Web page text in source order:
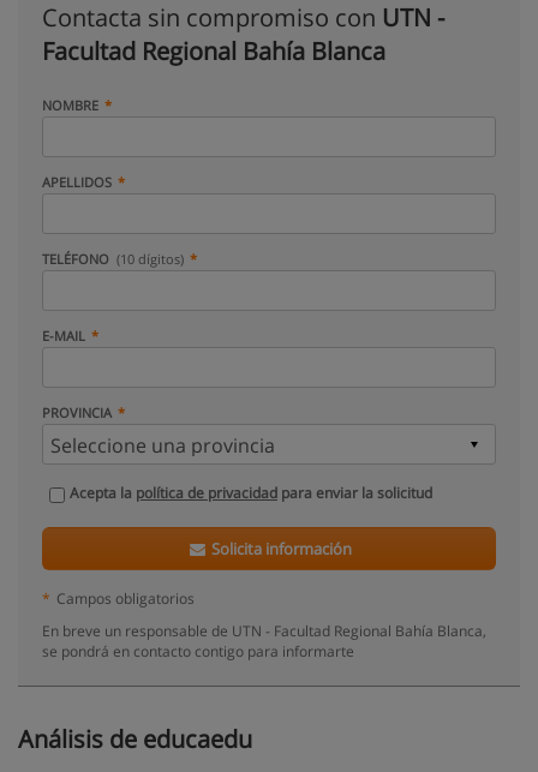
Contacta sin compromiso con UTN -
Facultad Regional Bahía Blanca
NOMBRE
APELLIDOS
TELÉFONO (10 dígitos)
E-MAIL
PROVINCIA
Acepta la política de privacidad para enviar la solicitud
Solicita información
* Campos obligatorios
En breve un responsable de UTN - Facultad Regional Bahía Blanca,
se pondrá en contacto contigo para informarte
Análisis de educaedu